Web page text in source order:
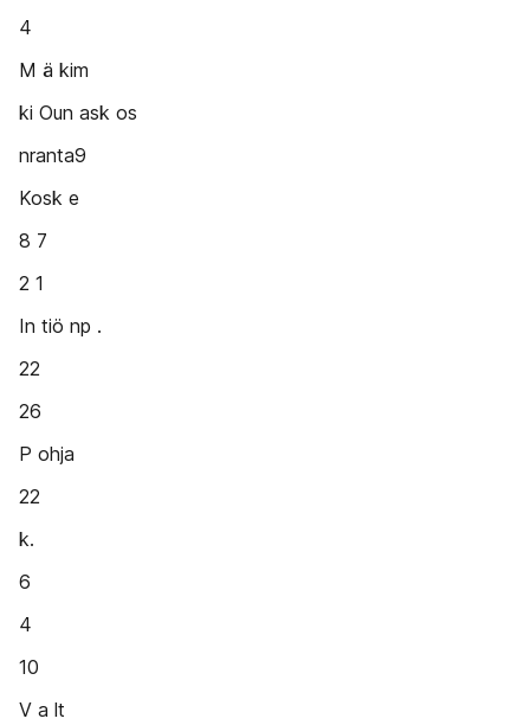
4
M ä kim
ki Oun ask os
nranta9
Kosk e
8 7
2 1
In tiö np .
22
26
P ohja
22
k.
6
4
10
V a lt